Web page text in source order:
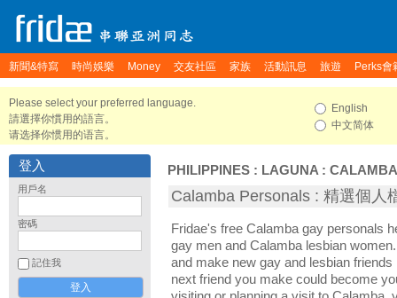
新聞&特寫 時尚娛樂 Money 交友社區 家族 活動訊息 旅遊 Perks會
Please select your preferred language.
請選擇你慣用的語言。
请选择你惯用的语言。
English
中文简体
登入
用戶名
密碼
記住我
PHILIPPINES : LAGUNA : CALAMBA
Calamba Personals : 精選個人
Fridae's free Calamba gay personals
gay men and Calamba lesbian
and make new gay and lesbian
next friend you make could become